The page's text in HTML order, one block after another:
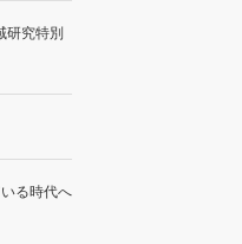
研究特別
る時代へ